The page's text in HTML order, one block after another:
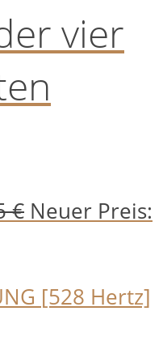
vier
€
19,95 €
Neuer Preis: